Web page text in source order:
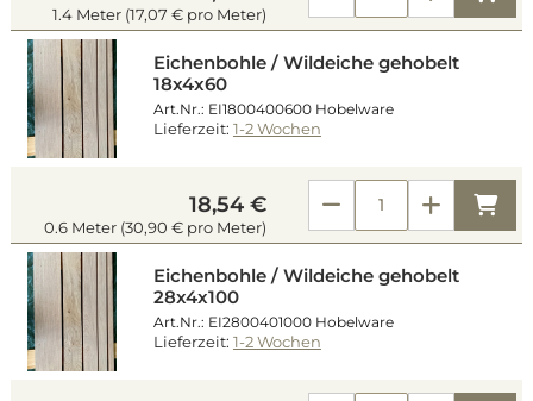
1.4 Meter (17,07 € pro Meter)
Eichenbohle / Wildeiche gehobelt
18x4x60
Art.Nr.: EI1800400600 Hobelware
Lieferzeit: 1-2 Wochen
18,54 €
0.6 Meter (30,90 € pro Meter)
Eichenbohle / Wildeiche gehobelt
28x4x100
Art.Nr.: EI2800401000 Hobelware
Lieferzeit: 1-2 Wochen